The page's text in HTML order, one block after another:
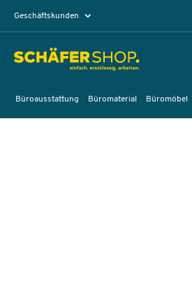
Geschäftskunden
Büroausstattung Büromaterial Büromöbel